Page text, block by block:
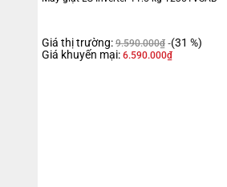
Giá thị trường: 9.590.000₫ (31 %)
Giá khuyến mại: 6.590.000₫